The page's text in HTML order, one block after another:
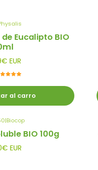
Eucalipto BIO
EUR
al carro
|Biocop
BIO 100g
EUR